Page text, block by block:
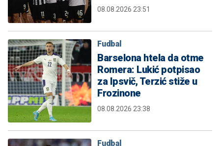
08.08.2026 23:51
Fudbal
Barselona htela da otme
Romera: Lukić potpisao
za Ipsvič, Terzić stiže u
Frozinone
08.08.2026 23:38
Fudbal